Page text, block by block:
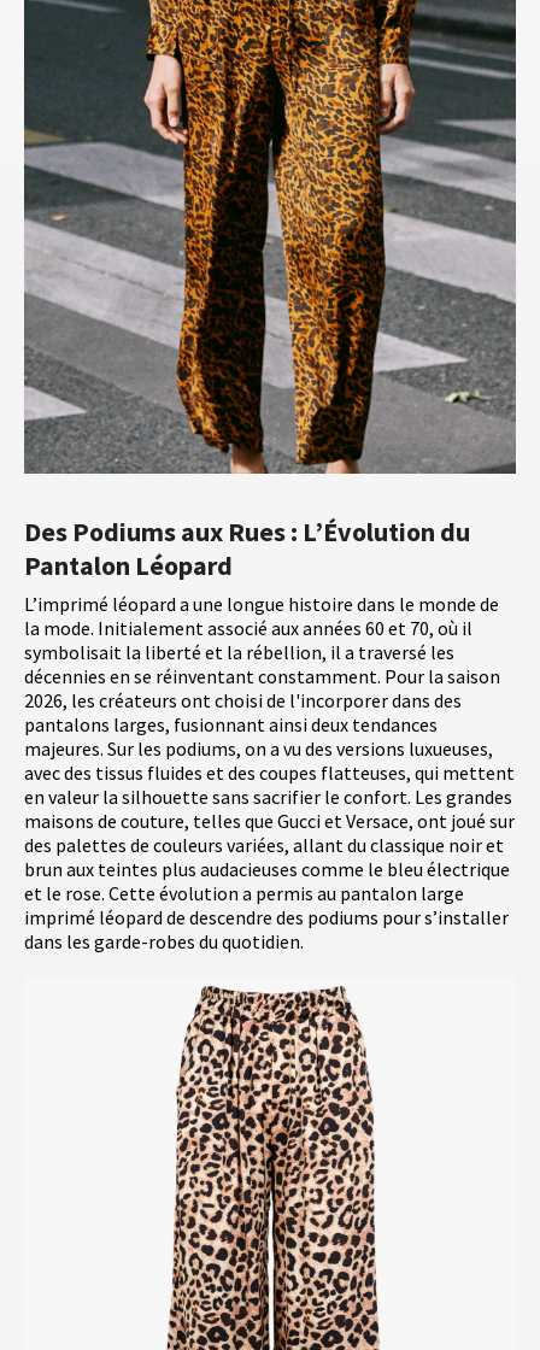
Des Podiums aux Rues : L’Évolution du
Pantalon Léopard
L’imprimé léopard a une longue histoire dans le monde de
la mode. Initialement associé aux années 60 et 70, où il
symbolisait la liberté et la rébellion, il a traversé les
décennies en se réinventant constamment. Pour la saison
2026, les créateurs ont choisi de l'incorporer dans des
pantalons larges, fusionnant ainsi deux tendances
majeures. Sur les podiums, on a vu des versions luxueuses,
avec des tissus fluides et des coupes flatteuses, qui mettent
en valeur la silhouette sans sacrifier le confort. Les grandes
maisons de couture, telles que Gucci et Versace, ont joué sur
des palettes de couleurs variées, allant du classique noir et
brun aux teintes plus audacieuses comme le bleu électrique
et le rose. Cette évolution a permis au pantalon large
imprimé léopard de descendre des podiums pour s’installer
dans les garde-robes du quotidien.